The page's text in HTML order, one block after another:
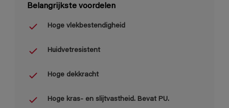
Belangrijkste voordelen
Hoge vlekbestendigheid
Huidvetresistent
Hoge dekkracht
Hoge kras- en slijtvastheid. Bevat PU.